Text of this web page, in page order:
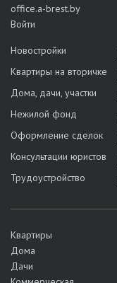
office.a-brest.by
Войти
Новостройки
Квартиры на вторичке
Дома, дачи, участки
Нежилой фонд
Оформление сделок
Консультации юристов
Трудоустройство
Квартиры
Дома
Дачи